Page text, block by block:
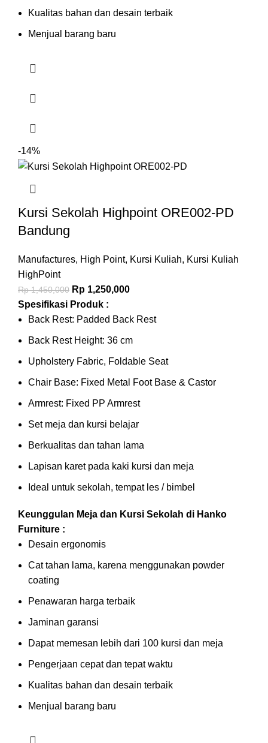
Kualitas bahan dan desain terbaik
Menjual barang baru
-14%
Kursi Sekolah Highpoint ORE002-PD
Bandung
Manufactures, High Point, Kursi Kuliah, Kursi Kuliah
HighPoint
Rp1,450,000 Rp 1,250,000
Spesifikasi Produk :
Back Rest: Padded Back Rest
Back Rest Height: 36 cm
Upholstery Fabric, Foldable Seat
Chair Base: Fixed Metal Foot Base & Castor
Armrest: Fixed PP Armrest
Set meja dan kursi belajar
Berkualitas dan tahan lama
Lapisan karet pada kaki kursi dan meja
Ideal untuk sekolah, tempat les / bimbel
Keunggulan Meja dan Kursi Sekolah di Hanko
Furniture :
Desain ergonomis
Cat tahan lama, karena menggunakan powder
coating
Penawaran harga terbaik
Jaminan garansi
Dapat memesan lebih dari 100 kursi dan meja
Pengerjaan cepat dan tepat waktu
Kualitas bahan dan desain terbaik
Menjual barang baru